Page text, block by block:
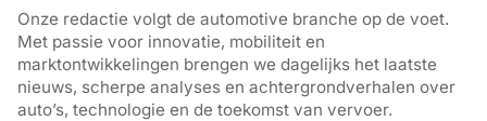
Onze redactie volgt de automotive branche op de voet.
Met passie voor innovatie, mobiliteit en
marktontwikkelingen brengen we dagelijks het laatste
nieuws, scherpe analyses en achtergrondverhalen over
auto’s, technologie en de toekomst van vervoer.